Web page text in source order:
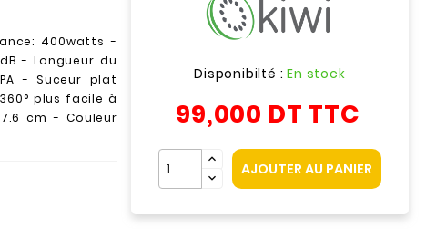
400watts -
- Longueur du
- Suceur plat
plus facile à
cm - Couleur
Disponibilté :En stock
99,000 DT TTC
AJOUTER AU PANIER